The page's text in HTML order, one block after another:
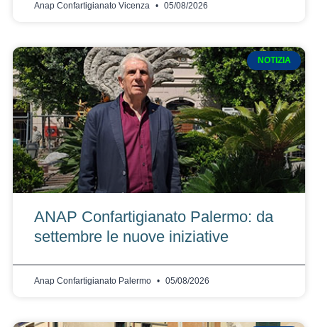
Anap Confartigianato Vicenza 05/08/2026
NOTIZIA
ANAP Confartigianato Palermo: da
settembre le nuove iniziative
Anap Confartigianato Palermo 05/08/2026